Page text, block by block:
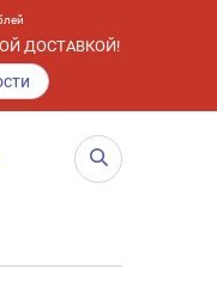
ДОСТАВКОЙ!